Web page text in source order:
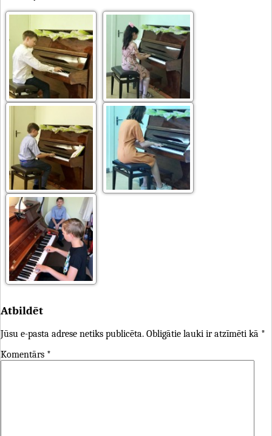
Atbildēt
Jūsu e-pasta adrese netiks publicēta. Obligātie lauki ir atzīmēti kā *
Komentārs *